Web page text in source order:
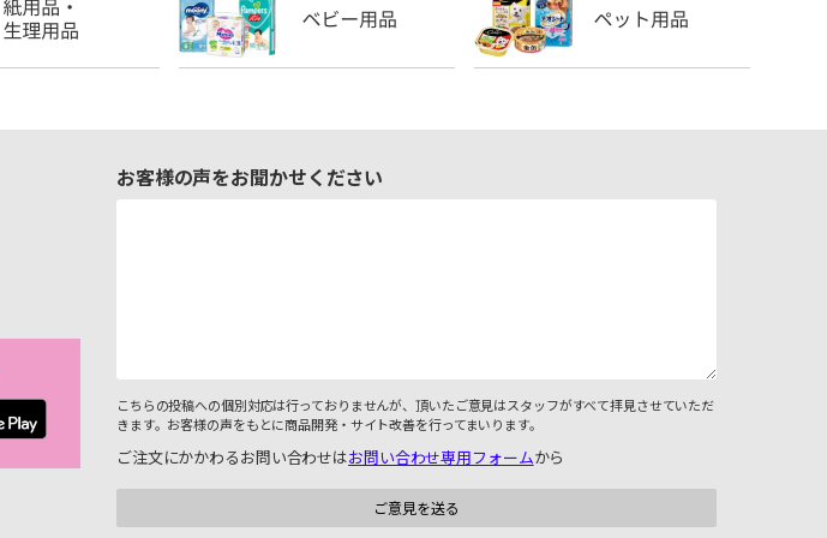
お客様の声をお聞かせください
こちらの投稿への個別対応は行っておりませんが、頂いたご意見はスタッフがすべて拝見させていただ
きます。お客様の声をもとに商品開発・サイト改善を行ってまいります。
ご注文にかかわるお問い合わせはお問い合わせ専用フォームから